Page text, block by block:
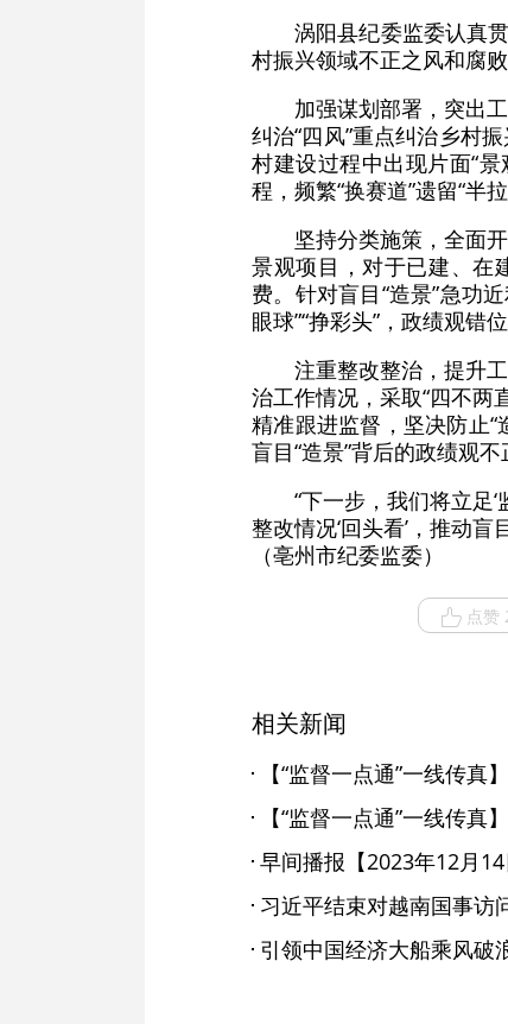
涡阳县纪委监委认真
村振兴领域不正之风和腐
加强谋划部署，突出
纠治“四风”重点纠治乡村
村建设过程中出现片面“
程，频繁“换赛道”遗留“半
坚持分类施策，全面
景观项目，对于已建、在
费。针对盲目“造景”急功
眼球”“挣彩头”，政绩观错
注重整改整治，提升
治工作情况，采取“四不两
精准跟进监督，坚决防止“
盲目“造景”背后的政绩观
“下一步，我们将立足
整改情况‘回头看’，推动
（亳州市纪委监委）
点赞
相关新闻
早间播报【2023年12月14
习近平结束对越南国事访